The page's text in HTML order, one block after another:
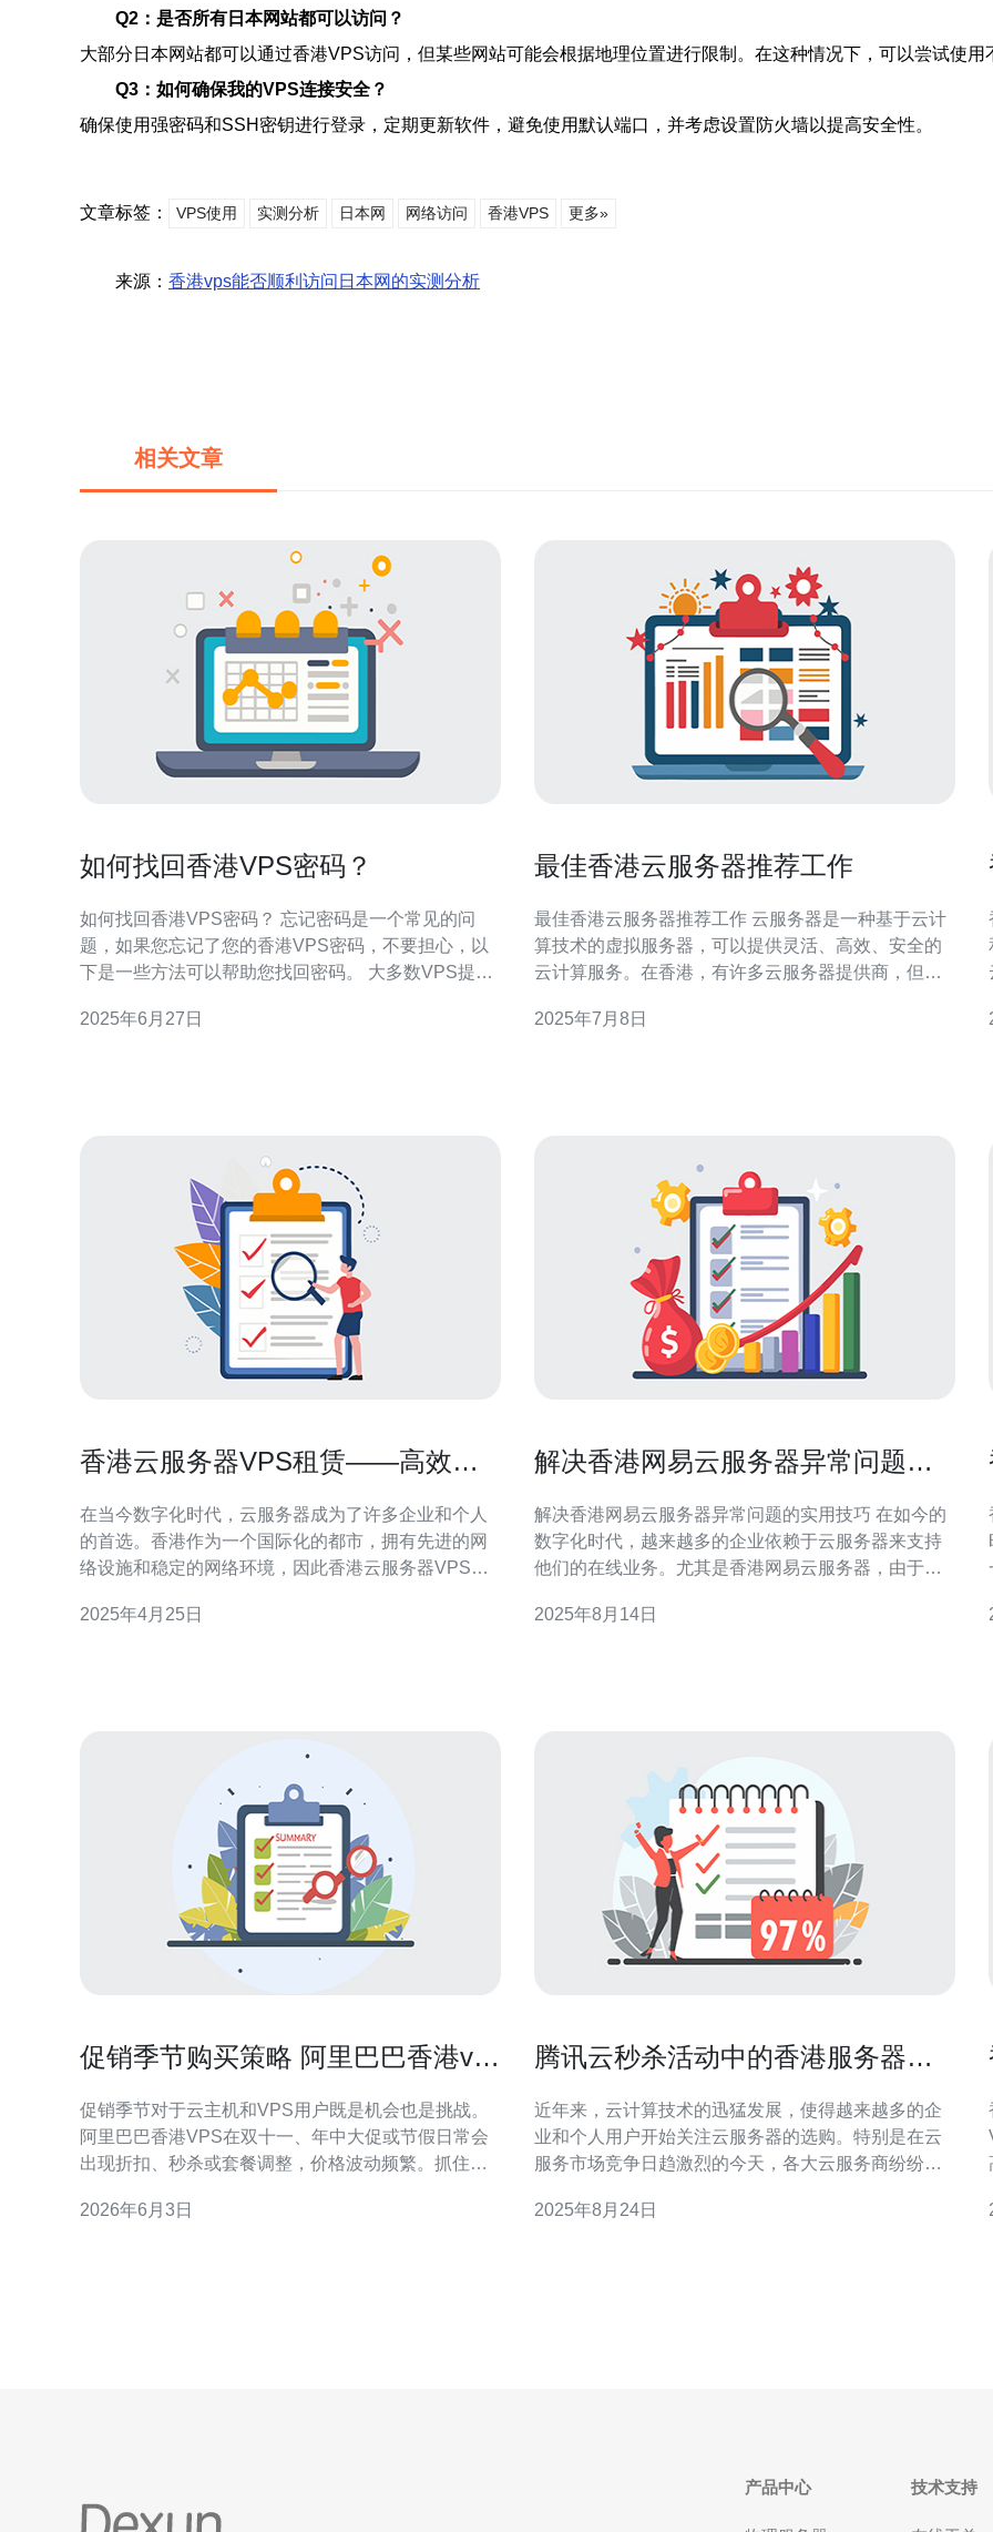
Q2：是否所有日本网站都可以访问？
大部分日本网站都可以通过香港VPS访问，但某些网站可能会根据地理位置进行限制。在这种情况下，可以尝试使用
Q3：如何确保我的VPS连接安全？
确保使用强密码和SSH密钥进行登录，定期更新软件，避免使用默认端口，并考虑设置防火墙以提高安全性。
文章标签： VPS使用 实测分析 日本网 网络访问 香港VPS 更多»
来源： 香港vps能否顺利访问日本网的实测分析
相关文章
如何找回香港VPS密码？
如何找回香港VPS密码？ 忘记密码是一个常见的问
题，如果您忘记了您的香港VPS密码，不要担心，以
下是一些方法可以帮助您找回密码。 大多数VPS提供
试通过邮箱找回密码。通常，VPS提供商会发送一封
2025年6月27日
最佳香港云服务器推荐工作
最佳香港云服务器推荐工作 云服务器是一种基于云计
算技术的虚拟服务器，可以提供灵活、高效、安全的
云计算服务。在香港，有许多云服务器提供商，但如
焦点。本文将介绍几家最佳的香港云服务器提供商，
2025年7月8日
香港云服务器VPS租赁——高效稳
在当今数字化时代，云服务器成为了许多企业和个人
的首选。香港作为一个国际化的都市，拥有先进的网
络设施和稳定的网络环境，因此香港云服务器VPS租
有以下优势： 高速稳定的网络连接：香港拥有世界一
2025年4月25日
解决香港网易云服务器异常问题的
解决香港网易云服务器异常问题的实用技巧 在如今的
数字化时代，越来越多的企业依赖于云服务器来支持
他们的在线业务。尤其是香港网易云服务器，由于其
在使用过程中，难免会遇到一些异常问题，这些问题
2025年8月14日
促销季节购买策略 阿里巴巴香港vps
促销季节对于云主机和VPS用户既是机会也是挑战。
阿里巴巴香港VPS在双十一、年中大促或节假日常会
出现折扣、秒杀或套餐调整，价格波动频繁。抓住合
的前提下节省成本。 首先要明确业务需求：是短期活
2026年6月3日
腾讯云秒杀活动中的香港服务器值
近年来，云计算技术的迅猛发展，使得越来越多的企
业和个人用户开始关注云服务器的选购。特别是在云
服务市场竞争日趋激烈的今天，各大云服务商纷纷推
中一项备受瞩目的促销，通过这一活动，用户不仅能
2025年8月24日
产品中心 技术支持